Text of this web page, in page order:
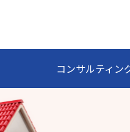
コンサルティン